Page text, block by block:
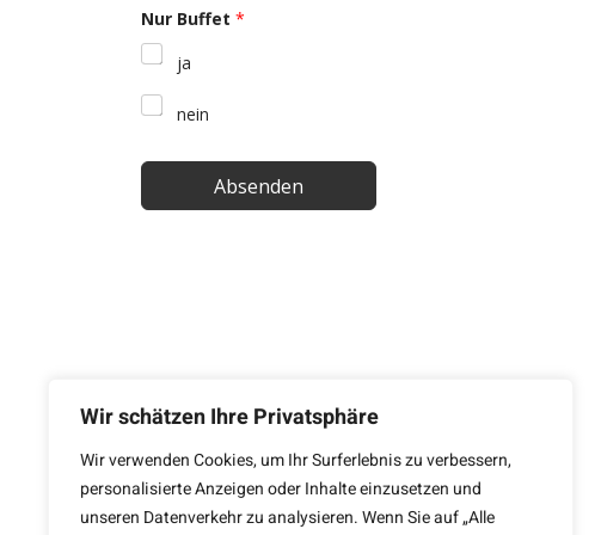
Wir schätzen Ihre Privatsphäre
Wir verwenden Cookies, um Ihr Surferlebnis zu verbessern,
personalisierte Anzeigen oder Inhalte einzusetzen und
unseren Datenverkehr zu analysieren. Wenn Sie auf „Alle
Nur Buffet *
ja
nein
Absenden